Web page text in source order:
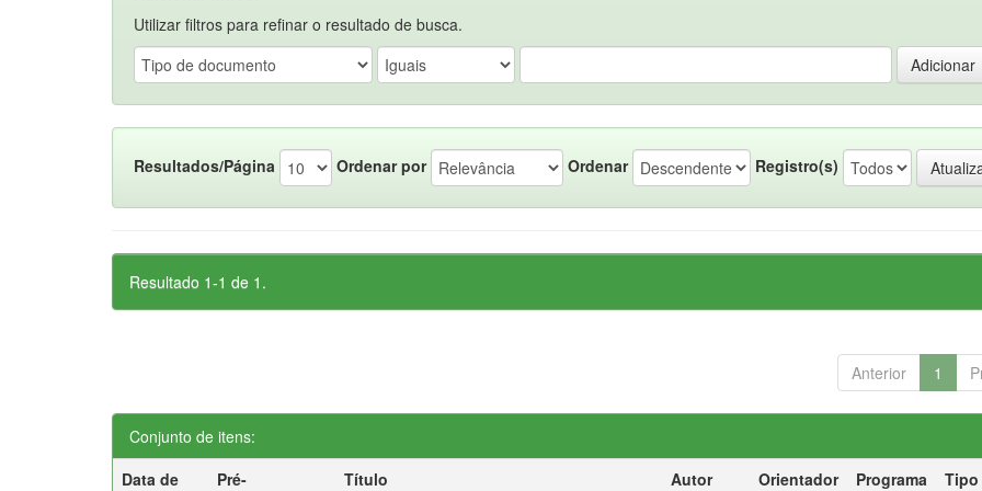
Utilizar filtros para refinar o resultado de busca.
Resultados/Página Ordenar por Ordenar Registro(s)
Resultado 1-1 de 1.
Anterior 1
Conjunto de itens:
Data de
Pré-
Título Autor Orientador Programa
Tipo